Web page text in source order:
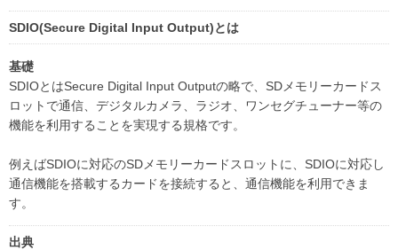
SDIO(Secure Digital Input Output)とは
基礎
SDIOとはSecure Digital Input Outputの略で、SDメモリーカードス
ロットで通信、デジタルカメラ、ラジオ、ワンセグチューナー等の
機能を利用することを実現する規格です。
例えばSDIOに対応のSDメモリーカードスロットに、SDIOに対応し
通信機能を搭載するカードを接続すると、通信機能を利用できま
す。
出典